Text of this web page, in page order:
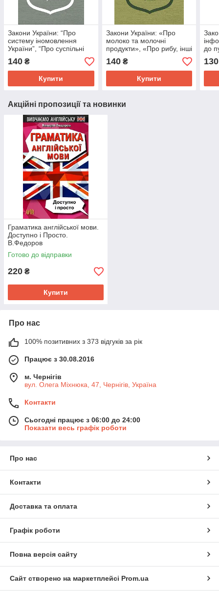
Закони України: “Про
систему іномовлення
України”, “Про суспільні
медіа України”
140 ₴
Купити
Закони України: «Про
молоко та молочні
продукти», «Про рибу, інші
водні живі ресурси та
харчову продукцію з них»
140₴
Купити
до
130
Акційні пропозиції та новинки
Граматика англійської мови.
Доступно і Просто.
В.Федоров
Готово до відправки
220 ₴
Купити
Про нас
100% позитивних з 373 відгуків за рік
Працює з 30.08.2016
м. Чернігів
вул. Олега Міхнюка, 47, Чернігів, Україна
Контакти
Сьогодні працює з 06:00 до 24:00
Показати весь графік роботи
Про нас
Контакти
Доставка та оплата
Графік роботи
Повна версія сайту
Сайт створено на маркетплейсі Prom.ua